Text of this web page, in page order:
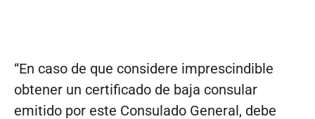
“En caso de que considere imprescindible
obtener un certificado de baja consular
emitido por este Consulado General, debe